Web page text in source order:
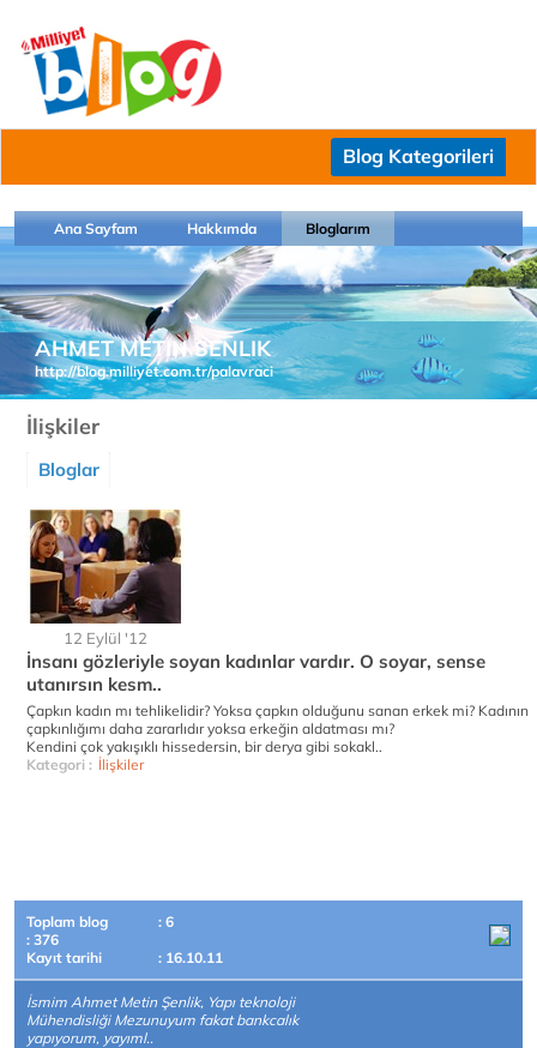
Blog Kategorileri
Ana Sayfam Hakkımda Bloglarım
AHMET METIN SENLIK
http://blog.milliyet.com.tr/palavraci
İlişkiler
Bloglar
12 Eylül '12
İnsanı gözleriyle soyan kadınlar vardır. O soyar, sense
utanırsın kesm..
Çapkın kadın mı tehlikelidir? Yoksa çapkın olduğunu sanan erkek mi? Kadının
çapkınlığımı daha zararlıdır yoksa erkeğin aldatması mı?
Kendini çok yakışıklı hissedersin, bir derya gibi sokakl..
Kategori : İlişkiler
Toplam blog
: 6
: 376
Kayıt tarihi
: 16.10.11
İsmim Ahmet Metin Şenlik, Yapı teknoloji
Mühendisliği Mezunuyum fakat bankcalık
yapıyorum, yayıml..